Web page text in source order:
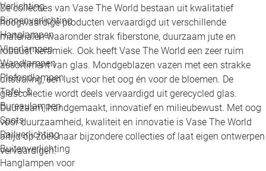
Verlichting
Binnenverlichting
Hanglampen
Vloerlampen
Wandlampen
Plafondlampen
Tafel- &
Bureaulampen
Spots
Railverlichting
Buitenverlichting
Hanglampen voor
De collecties van Vase The World bestaan uit kwalitatief
hoogwaardige producten vervaardigd uit verschillende
materialen waaronder strak fiberstone, duurzaam jute en
robuust keramiek. Ook heeft Vase The World een zeer ruim
assortiment van glas. Mondgeblazen vazen met een strakke
uitstraling, een lust voor het oog én voor de bloemen. De
glascollectie wordt deels vervaardigd uit gerecycled glas.
Duurzaam, handgemaakt, innovatief en milieubewust. Met oog
voor duurzaamheid, kwaliteit en innovatie is Vase The World
altijd op zoek naar bijzondere collecties of laat eigen ontwerpen
vervaardigen.